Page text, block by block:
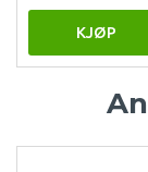
KJØP